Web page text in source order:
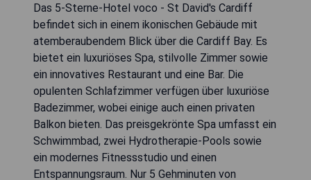
Das 5-Sterne-Hotel voco - St David's Cardiff
befindet sich in einem ikonischen Gebäude mit
atemberaubendem Blick über die Cardiff Bay. Es
bietet ein luxuriöses Spa, stilvolle Zimmer sowie
ein innovatives Restaurant und eine Bar. Die
opulenten Schlafzimmer verfügen über luxuriöse
Badezimmer, wobei einige auch einen privaten
Balkon bieten. Das preisgekrönte Spa umfasst ein
Schwimmbad, zwei Hydrotherapie-Pools sowie
ein modernes Fitnessstudio und einen
Entspannungsraum. Nur 5 Gehminuten von